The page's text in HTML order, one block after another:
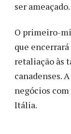
ser ameaçado.
O primeiro-
que
retaliação às
canadenses.
negócios com
Itália.